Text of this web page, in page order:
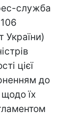
служба
України)
цієї
до
їх